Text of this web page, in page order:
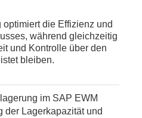
die Effizienz und
während gleichzeitig
und Kontrolle über den
bleiben.
im SAP EWM
der Lagerkapazität und